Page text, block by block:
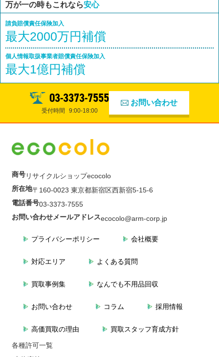
万が一の時もこれなら安心
請負賠償責任保険加入
最大2000万円補償
個人情報取扱事業者賠償責任保険加入
最大1億円補償
03-3373-7555
受付時間 9:00-18:00
お問い合わせ
商号リサイクルショップecocolo
所在地〒160-0023 東京都新宿区西新宿5-15-6
電話番号03-3373-7555
お問い合わせメールアドレスecocolo@arm-corp.jp
プライバシーポリシー 会社概要
対応エリア よくある質問
買取事例集 なんでも不用品回収
お問い合わせ コラム 採用情報
高価買取の理由 買取スタッフ育成方針
各種許可一覧